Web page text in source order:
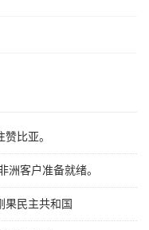
比亚。
洲客户准备就绪。
果民主共和国